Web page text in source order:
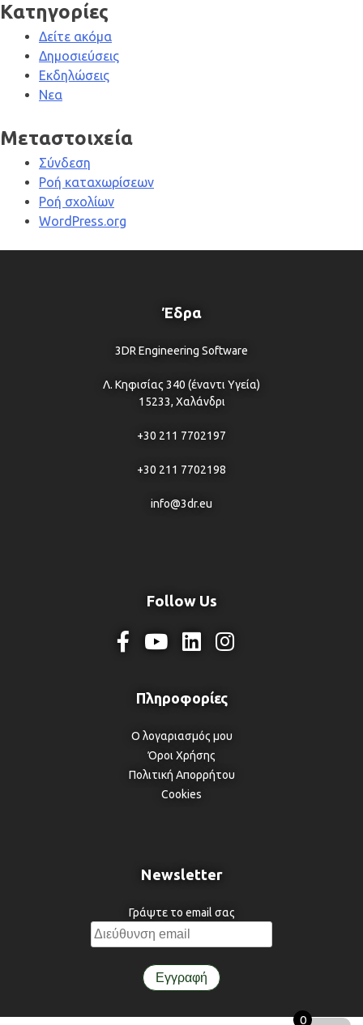
Kατηγορίες
Δείτε ακόμα
Δημοσιεύσεις
Εκδηλώσεις
Νεα
Μεταστοιχεία
Σύνδεση
Ροή καταχωρίσεων
Ροή σχολίων
WordPress.org
Έδρα
3DR Engineering Software
Λ. Κηφισίας 340 (έναντι Υγεία)
15233, Χαλάνδρι
+30 211 7702197
+30 211 7702198
info@3dr.eu
Follow Us
Ο λογαριασμός μου
Όροι Χρήσης
Πολιτική Απορρήτου
Cookies
Newsletter
Γράψτε το email σας
0